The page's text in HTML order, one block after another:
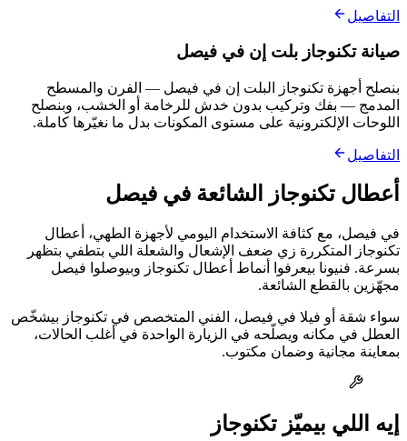
التفاصيل
صيانة تكنوجاز بلت إن في فيصل
بنصلح أجهزة تكنوجاز البلت إن في فيصل — الفرن والمسطح
المدمج — بفك وتركيب بدون خدش للرخامة أو الخشب، وبنصلح
اللوحات الإلكترونية على مستوى المكونات بدل ما نغيّرها كاملة.
التفاصيل
أعطال تكنوجاز الشائعة في فيصل
في فيصل، مع كثافة الاستخدام اليومي لأجهزة الطهي، أعطال
تكنوجاز المتكررة زي ضعف الإشعال والشعلة اللي بتطفي بتظهر
بسرعة. فنيونا بيعرفوا أنماط أعطال تكنوجاز وبيوصلوا فيصل
مجهّزين بالقطع الشائعة.
سواء شقة أو فيلا في فيصل، الفني المتخصص في تكنوجاز بيشخّص
العطل في مكانه ويصلّحه في الزيارة الواحدة في أغلب الحالات،
بمعاينة مجانية وضمان مكتوب.
إيه اللي بيميّز تكنوجاز